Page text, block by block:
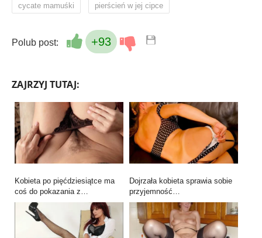
cycate mamuśki pierścień w jej cipce
Polub post: +93
ZAJRZYJ TUTAJ:
Kobieta po pięćdziesiątce ma
coś do pokazania z…
Dojrzała kobieta sprawia sobie
przyjemność…